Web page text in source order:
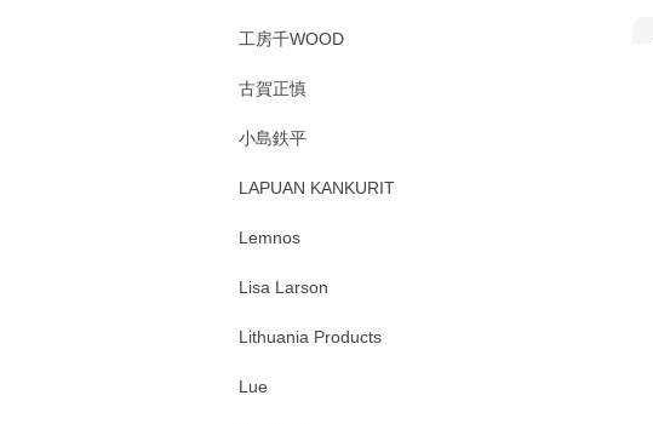
工房千WOOD
古賀正慎
小島鉄平
LAPUAN KANKURIT
Lemnos
Lisa Larson
Lithuania Products
Lue